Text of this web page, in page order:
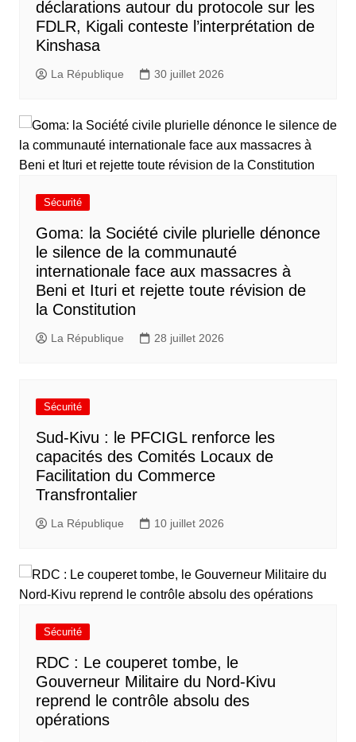
déclarations autour du protocole sur les
FDLR, Kigali conteste l’interprétation de
Kinshasa
La République 30 juillet 2026
Sécurité
Goma: la Société civile plurielle dénonce
le silence de la communauté
internationale face aux massacres à
Beni et Ituri et rejette toute révision de
la Constitution
La République 28 juillet 2026
Sécurité
Sud-Kivu : le PFCIGL renforce les
capacités des Comités Locaux de
Facilitation du Commerce
Transfrontalier
La République 10 juillet 2026
Sécurité
RDC : Le couperet tombe, le
Gouverneur Militaire du Nord-Kivu
reprend le contrôle absolu des
opérations